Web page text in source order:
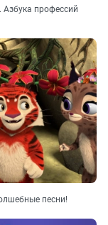
профессий
песни!